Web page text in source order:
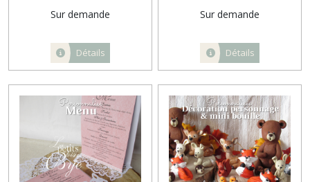
Sur demande
Détails
Sur demande
Détails